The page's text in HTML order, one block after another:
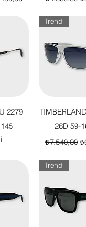
2279
Hızlı
Trend
26D 59-
Normal
₺7.540,00
Trend